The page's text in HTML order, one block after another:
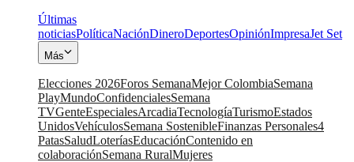
Últimas
noticiasPolíticaNaciónDineroDeportesOpiniónImpresaJet Set
Más
Elecciones 2026Foros SemanaMejor ColombiaSemana
PlayMundoConfidencialesSemana
TVGenteEspecialesArcadiaTecnologíaTurismoEstados
UnidosVehículosSemana SostenibleFinanzas Personales4
PatasSaludLoteríasEducaciónContenido en
colaboraciónSemana RuralMujeres